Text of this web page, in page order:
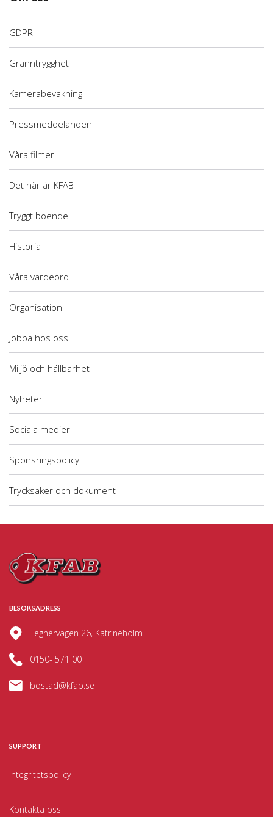
GDPR
Granntrygghet
Kamerabevakning
Pressmeddelanden
Våra filmer
Det här är KFAB
Tryggt boende
Historia
Våra värdeord
Organisation
Jobba hos oss
Miljö och hållbarhet
Nyheter
Sociala medier
Sponsringspolicy
Trycksaker och dokument
BESÖKSADRESS
Tegnérvägen 26, Katrineholm
0150- 571 00
bostad@kfab.se
SUPPORT
Integritetspolicy
Kontakta oss